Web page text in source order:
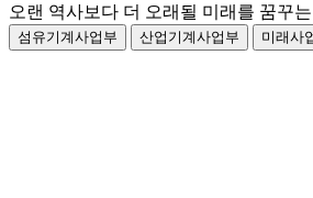
오랜 역사보다 더 오래될 미래를 꿈꾸
섬유기계사업부 산업기계사업부 미래사